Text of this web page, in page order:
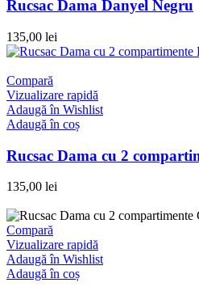
Rucsac Dama Danyel Negru
135,00 lei
Compară
Vizualizare rapidă
Adaugă în Wishlist
Adaugă în coș
Rucsac Dama cu 2
135,00 lei
Compară
Vizualizare rapidă
Adaugă în Wishlist
Adaugă în coș